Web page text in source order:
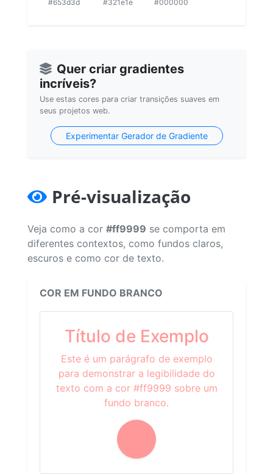
#653d3d #321e1e #000000
Quer criar gradientes
incríveis?
Use estas cores para criar transições suaves em
seus projetos web.
Experimentar Gerador de Gradiente
Pré-visualização
Veja como a cor #ff9999 se comporta em
diferentes contextos, como fundos claros,
escuros e como cor de texto.
COR EM FUNDO BRANCO
Título de Exemplo
Este é um parágrafo de exemplo
para demonstrar a legibilidade do
texto com a cor #ff9999 sobre um
fundo branco.